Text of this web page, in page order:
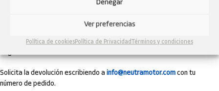
Denegar
Ver preferencias
Política de cookiesPolítica de Privacidad Términos y condiciones
El producto debe estar en perfecto estado, sin usar y con su embalaje
Solicita la devolución escribiendo a info@neutramotor.com con tu
número de pedido.